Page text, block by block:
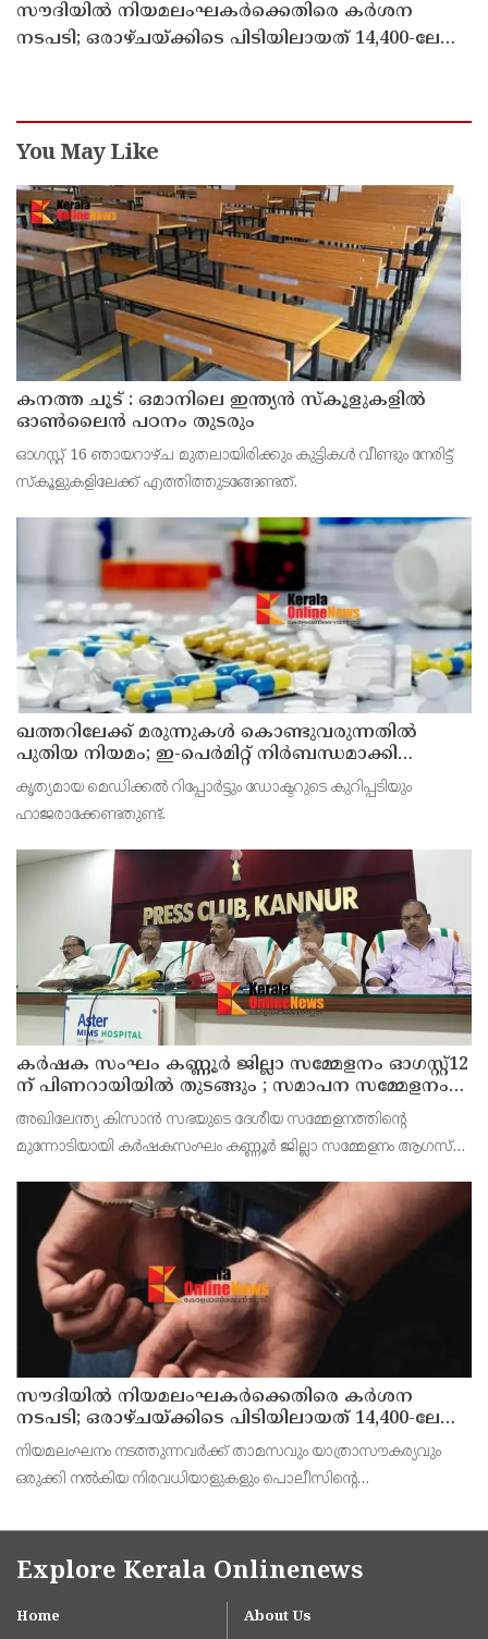
സൗദിയില്‍ നിയമലംഘകര്‍ക്കെതിരെ കര്‍ശന
നടപടി; ഒരാഴ്ചയ്ക്കിടെ പിടിയിലായത് 14,400-ലേറെ
You May Like
കനത്ത ചൂട് : ഒമാനിലെ ഇന്ത്യന്‍ സ്‌കൂളുകളില്‍
ഓണ്‍ലൈന്‍ പഠനം തുടരും
ഓഗസ്റ്റ് 16 ഞായറാഴ്ച മുതലായിരിക്കും കുട്ടികള്‍ വീണ്ടും നേരിട്ട്
സ്‌കൂളുകളിലേക്ക് എത്തിത്തുടങ്ങേണ്ടത്.
ഖത്തറിലേക്ക് മരുന്നുകള്‍ കൊണ്ടുവരുന്നതില്‍
പുതിയ നിയമം; ഇ-പെര്‍മിറ്റ് നിര്‍ബന്ധമാക്കി
കൃത്യമായ മെഡിക്കല്‍ റിപ്പോര്‍ട്ടും ഡോക്ടറുടെ കുറിപ്പടിയും
ഹാജരാക്കേണ്ടതുണ്ട്.
കർഷക സംഘം കണ്ണൂർ ജില്ലാ സമ്മേളനം ഓഗസ്റ്റ്12
ന് പിണറായിയിൽ തുടങ്ങും ; സമാപന സമ്മേളനം
പ്രതിപക്ഷ നേതാവ് പിണറായി വിജയൻ ഉദ്ഘാടനം
ചെയ്യും
അഖിലേന്ത്യ കിസാൻ സഭയുടെ ദേശീയ സമ്മേളനത്തിന്റെ
മുന്നോടിയായി കർഷകസംഘം കണ്ണൂർ ജില്ലാ സമ്മേളനം ആഗസ്‌റ്റ്
വച്ച് നടക്കുമെന്ന് ജില്ലാ സിക്രട്ടറി എം പ്രകാശൻ മാസ്റ്റ
സൗദിയില്‍ നിയമലംഘകര്‍ക്കെതിരെ കര്‍ശന
നടപടി; ഒരാഴ്ചയ്ക്കിടെ പിടിയിലായത് 14,400-ലേറെ
പേര്‍
നിയമലംഘനം നടത്തുന്നവര്‍ക്ക് താമസവും യാത്രാസൗകര്യവും
ഒരുക്കി നല്‍കിയ നിരവധിയാളുകളും പൊലീസിന്റെ
Explore Kerala Onlinenews
Home About Us